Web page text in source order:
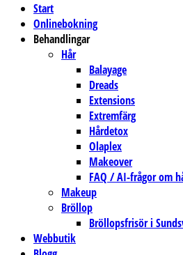
Start
Onlinebokning
Behandlingar
Hår
Balayage
Dreads
Extensions
Extremfärg
Hårdetox
Olaplex
Makeover
FAQ / AI-frågor om
Makeup
Bröllop
Bröllopsfrisör i
Webbutik